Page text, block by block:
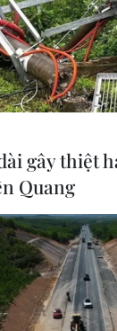
gây thiệt
Quang